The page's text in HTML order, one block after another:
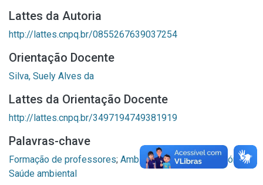
Lattes da Autoria
http://lattes.cnpq.br/0855267639037254
Orientação Docente
Silva, Suely Alves da
Lattes da Orientação Docente
http://lattes.cnpq.br/3497194749381919
Palavras-chave
Formação de professores; Ambiente escolar;Laboratórios;
Saúde ambiental